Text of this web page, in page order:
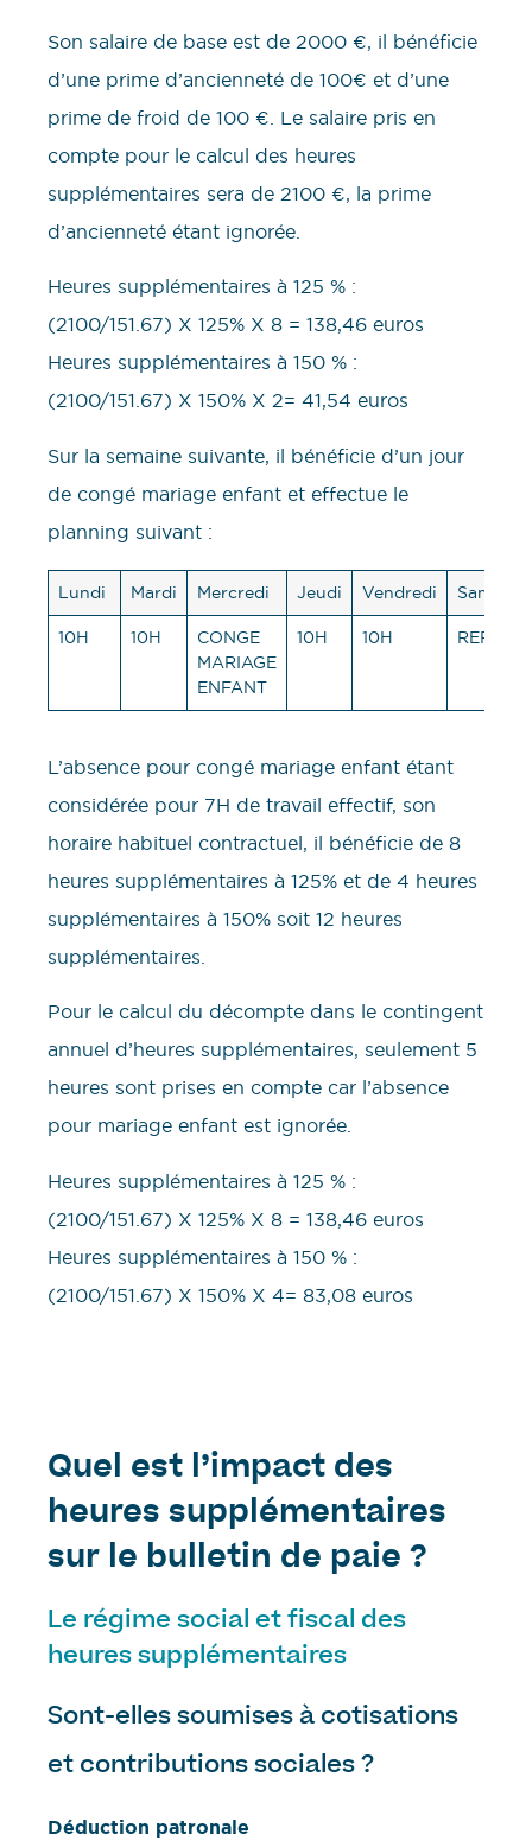
Son salaire de base est de 2000 €, il bénéficie
d’une prime d’ancienneté de 100€ et d’une
prime de froid de 100 €. Le salaire pris en
compte pour le calcul des heures
supplémentaires sera de 2100 €, la prime
d’ancienneté étant ignorée.
Heures supplémentaires à 125 % :
(2100/151.67) X 125% X 8 = 138,46 euros
Heures supplémentaires à 150 % :
(2100/151.67) X 150% X 2= 41,54 euros
Sur la semaine suivante, il bénéficie d’un jour
de congé mariage enfant et effectue le
planning suivant :
Lundi Mardi Mercredi Jeudi Vendredi Samedi
10H 10H
CONGE
MARIAGE
ENFANT
10H 10H REPOS
L’absence pour congé mariage enfant étant
considérée pour 7H de travail effectif, son
horaire habituel contractuel, il bénéficie de 8
heures supplémentaires à 125% et de 4 heures
supplémentaires à 150% soit 12 heures
supplémentaires.
Pour le calcul du décompte dans le contingent
annuel d’heures supplémentaires, seulement 5
heures sont prises en compte car l’absence
pour mariage enfant est ignorée.
Heures supplémentaires à 125 % :
(2100/151.67) X 125% X 8 = 138,46 euros
Heures supplémentaires à 150 % :
(2100/151.67) X 150% X 4= 83,08 euros
Quel est l’impact des
heures supplémentaires
sur le bulletin de paie ?
Le régime social et fiscal des
heures supplémentaires
Sont-elles soumises à cotisations
et contributions sociales ?
Déduction patronale